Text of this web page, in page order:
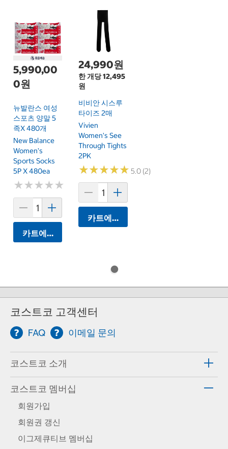
5,990,00
0원
뉴발란스 여성
스포츠 양말 5
족x 480개
New Balance
Women's
Sports Socks
5P X 480ea
★★★★★
★★★★★
카트에 담기
24,990원
한 개당 12,495
원
비비안 시스루
타이즈 2매
Vivien
Women's See
Through Tights
2PK
★★★★★
★★★★★ 5.0 (2)
카트에 담기
코스트코 고객센터
FAQ 이메일 문의
코스트코 소개
코스트코 멤버십
회원가입
회원권 갱신
이그제큐티브 멤버십